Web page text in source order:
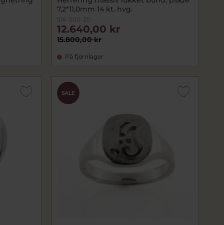
7,2*11,0mm 14 kt. hvg.
516-000-20
15.800,00 kr
12.640,00 kr
På fjernlager
SALE